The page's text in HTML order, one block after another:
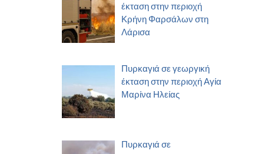
έκταση στην περιοχή
Κρήνη Φαρσάλων στη
Λάρισα
Πυρκαγιά σε γεωργική
έκταση στην περιοχή Αγία
Μαρίνα Ηλείας
Πυρκαγιά σε